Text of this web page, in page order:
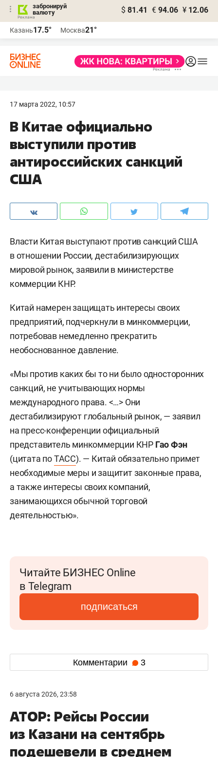
забронируй
валюту
$ 81.41 € 94.06 ¥ 12.06
Казань17.5° Москва21°
17 марта 2022, 10:57
В Китае официально
выступили против
антироссийских санкций
США
Власти Китая выступают против санкций США
в отношении России, дестабилизирующих
мировой рынок, заявили в министерстве
коммерции КНР.
Китай намерен защищать интересы своих
предприятий, подчеркнули в минкоммерции,
потребовав немедленно прекратить
необоснованное давление.
«Мы против каких бы то ни было односторонних
санкций, не учитывающих нормы
международного права. <…> Они
дестабилизируют глобальный рынок, — заявил
на пресс-конференции официальный
представитель минкоммерции КНР Гао Фэн
(цитата поТАСС). — Китай обязательно примет
необходимые меры и защитит законные права,
а также интересы своих компаний,
занимающихся обычной торговой
деятельностью».
Читайте БИЗНЕС Online
в Telegram
подписаться
Комментарии 3
6 августа 2026, 23:58
АТОР: Рейсы России
из Казани на сентябрь
подешевели в среднем